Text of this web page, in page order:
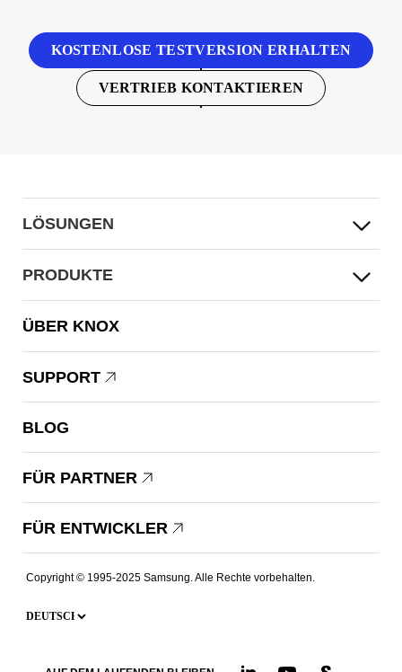
KOSTENLOSE TESTVERSION ERHALTEN
VERTRIEB KONTAKTIEREN
LÖSUNGEN
PRODUKTE
ÜBER KNOX
SUPPORT
BLOG
FÜR PARTNER
FÜR ENTWICKLER
Copyright © 1995-2025 Samsung. Alle Rechte vorbehalten.